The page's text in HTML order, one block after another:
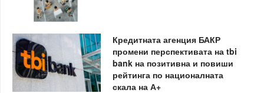
Кредитната агенция БАКР
промени перспективата на tbi
bank на позитивна и повиши
рейтинга по националната
скала на А+